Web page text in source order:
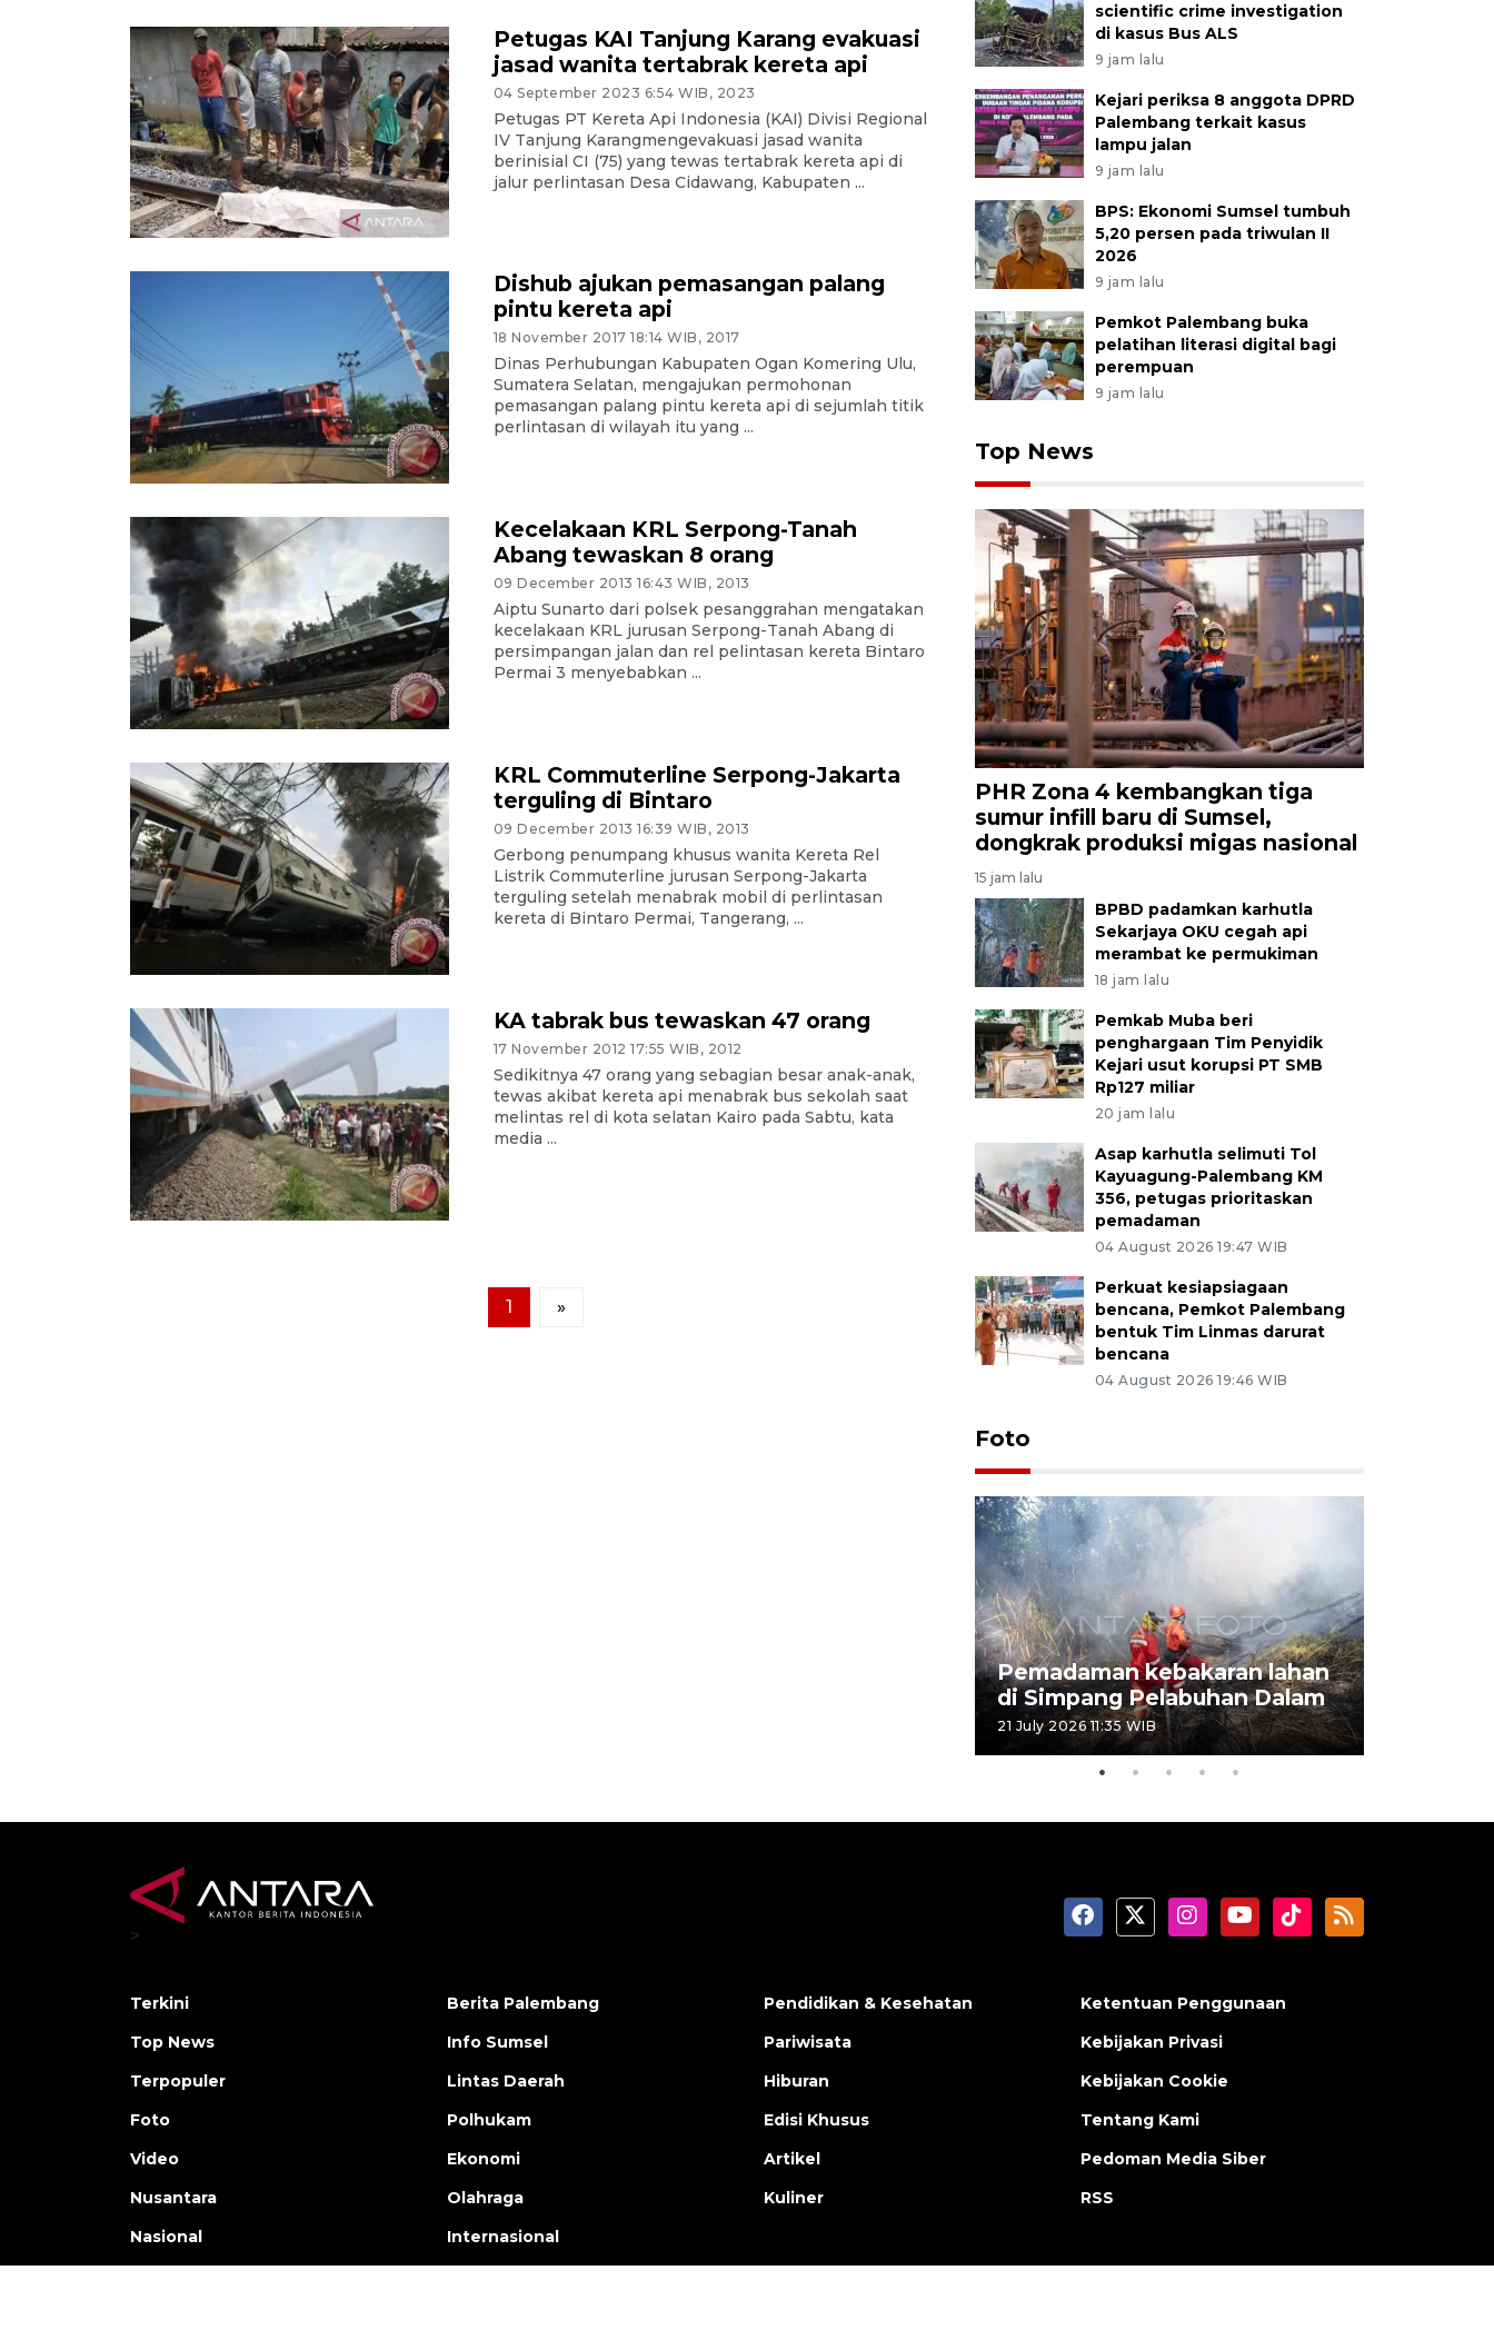
Petugas KAI Tanjung Karang evakuasi
jasad wanita tertabrak kereta api
04 September 2023 6:54 WIB, 2023
Petugas PT Kereta Api Indonesia (KAI) Divisi Regional
IV Tanjung Karangmengevakuasi jasad wanita
berinisial CI (75) yang tewas tertabrak kereta api di
jalur perlintasan Desa Cidawang, Kabupaten ...
Dishub ajukan pemasangan palang
pintu kereta api
18 November 2017 18:14 WIB, 2017
Dinas Perhubungan Kabupaten Ogan Komering Ulu,
Sumatera Selatan, mengajukan permohonan
pemasangan palang pintu kereta api di sejumlah titik
perlintasan di wilayah itu yang ...
Kecelakaan KRL Serpong-Tanah
Abang tewaskan 8 orang
09 December 2013 16:43 WIB, 2013
Aiptu Sunarto dari polsek pesanggrahan mengatakan
kecelakaan KRL jurusan Serpong-Tanah Abang di
persimpangan jalan dan rel pelintasan kereta Bintaro
Permai 3 menyebabkan ...
KRL Commuterline Serpong-Jakarta
terguling di Bintaro
09 December 2013 16:39 WIB, 2013
Gerbong penumpang khusus wanita Kereta Rel
Listrik Commuterline jurusan Serpong-Jakarta
terguling setelah menabrak mobil di perlintasan
kereta di Bintaro Permai, Tangerang, ...
KA tabrak bus tewaskan 47 orang
17 November 2012 17:55 WIB, 2012
Sedikitnya 47 orang yang sebagian besar anak-anak,
tewas akibat kereta api menabrak bus sekolah saat
melintas rel di kota selatan Kairo pada Sabtu, kata
media ...
1 »
scientific crime investigation
di kasus Bus ALS
9 jam lalu
Kejari periksa 8 anggota DPRD
Palembang terkait kasus
lampu jalan
9 jam lalu
BPS: Ekonomi Sumsel tumbuh
5,20 persen pada triwulan II
2026
9 jam lalu
Pemkot Palembang buka
pelatihan literasi digital bagi
perempuan
9 jam lalu
Top News
PHR Zona 4 kembangkan tiga
sumur infill baru di Sumsel,
dongkrak produksi migas nasional
15 jam lalu
BPBD padamkan karhutla
Sekarjaya OKU cegah api
merambat ke permukiman
18 jam lalu
Pemkab Muba beri
penghargaan Tim Penyidik
Kejari usut korupsi PT SMB
Rp127 miliar
20 jam lalu
Asap karhutla selimuti Tol
Kayuagung-Palembang KM
356, petugas prioritaskan
pemadaman
04 August 2026 19:47 WIB
Perkuat kesiapsiagaan
bencana, Pemkot Palembang
bentuk Tim Linmas darurat
bencana
04 August 2026 19:46 WIB
Foto
Pemadaman kebakaran lahan
di Simpang Pelabuhan Dalam
21 July 2026 11:35 WIB
>
Terkini
Top News
Terpopuler
Foto
Video
Nusantara
Nasional
Berita Palembang
Info Sumsel
Lintas Daerah
Polhukam
Ekonomi
Olahraga
Internasional
Pendidikan & Kesehatan
Pariwisata
Hiburan
Edisi Khusus
Artikel
Kuliner
Ketentuan Penggunaan
Kebijakan Privasi
Kebijakan Cookie
Tentang Kami
Pedoman Media Siber
RSS